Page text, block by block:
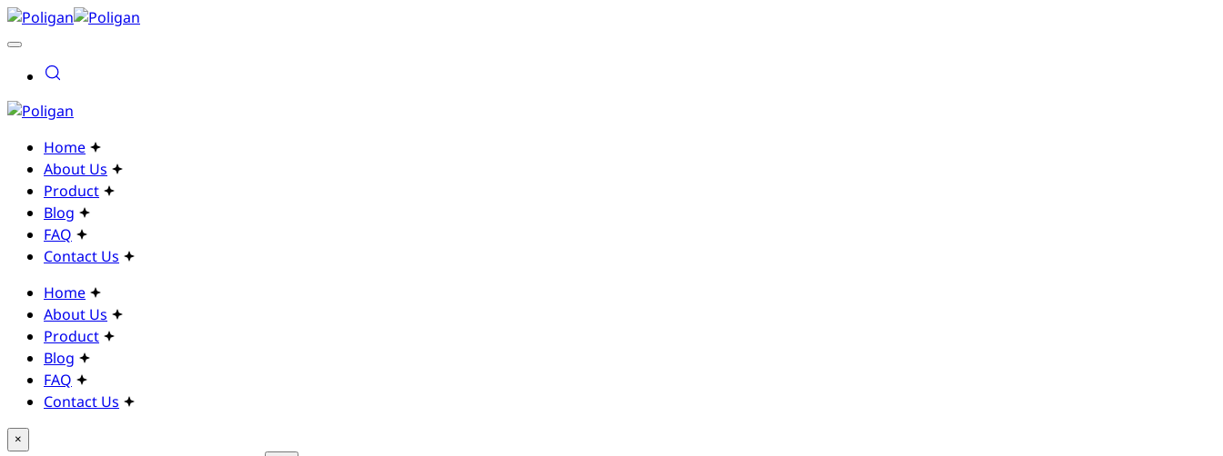
Home
About Us
Product
Blog
FAQ
Contact Us
Home
About Us
Product
Blog
FAQ
Contact Us
×